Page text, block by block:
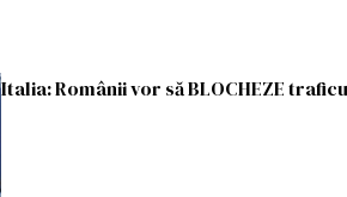
Italia: Românii vor să BLOCHEZE